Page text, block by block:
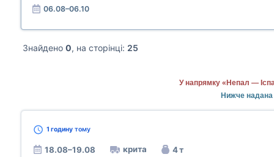
06.08–06.10
Знайдено 0, на сторінці: 25
У напрямку «Непал —
Нижче надана
1 годину тому
18.08–19.08 крита 4 т